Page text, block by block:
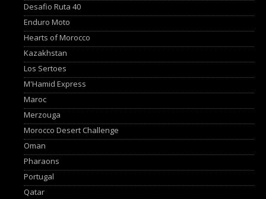
Desafio Ruta 40
Enduro Moto
Hearts of Morocco
Kazakhstan
Los Sertoes
M'Hamid Express
Maroc
Merzouga
Morocco Desert Challenge
Oman
Pharaons
Portugal
Qatar